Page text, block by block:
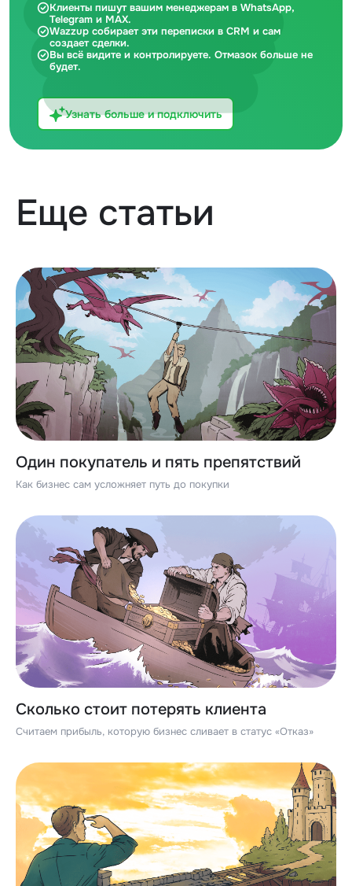
Клиенты пишут вашим менеджерам в WhatsApp,
Telegram и MAX.
Wazzup собирает эти переписки в CRM и сам
создает сделки.
Вы всё видите и контролируете. Отмазок больше не
будет.
Узнать больше и подключить
Еще статьи
Один покупатель и пять препятствий
Как бизнес сам усложняет путь до покупки
Сколько стоит потерять клиента
Считаем прибыль, которую бизнес сливает в статус «Отказ»